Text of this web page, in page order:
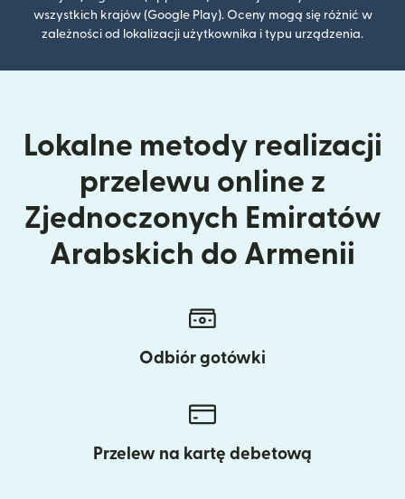
wszystkich krajów (Google Play). Oceny mogą się różnić w
zależności od lokalizacji użytkownika i typu urządzenia.
Lokalne metody realizacji
przelewu online z
Zjednoczonych Emiratów
Arabskich do Armenii
Odbiór gotówki
Przelew na kartę debetową